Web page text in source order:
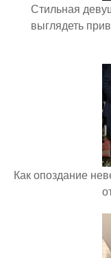
Стильная
выглядеть
Как опоздание